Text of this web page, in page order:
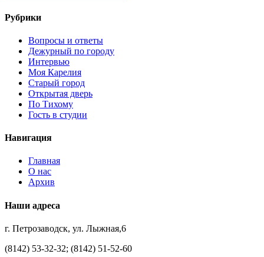
Рубрики
Вопросы и ответы
Дежурный по городу
Интервью
Моя Карелия
Старый город
Открытая дверь
По Тихому
Гость в студии
Навигация
Главная
О нас
Архив
Наши адреса
г. Петрозаводск, ул. Лыжная,6
(8142) 53-32-32; (8142) 51-52-60